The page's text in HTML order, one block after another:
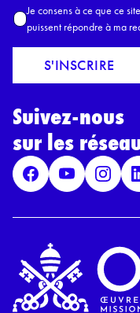
E
a
l
A
c
c
R
P
D
*
Je consens à ce que ce
puissent répondre à ma
S'INSCRIRE
Suivez-nous
sur les